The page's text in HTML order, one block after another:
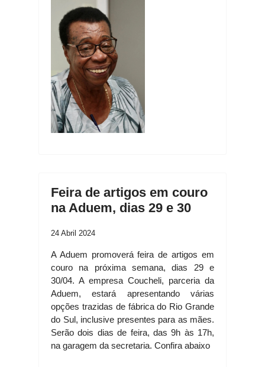
Feira de artigos em couro
na Aduem, dias 29 e 30
24 Abril 2024
A Aduem promoverá feira de artigos em
couro na próxima semana, dias 29 e
30/04. A empresa Coucheli, parceria da
Aduem, estará apresentando várias
opções trazidas de fábrica do Rio Grande
do Sul, inclusive presentes para as mães.
Serão dois dias de feira, das 9h às 17h,
na garagem da secretaria. Confira abaixo